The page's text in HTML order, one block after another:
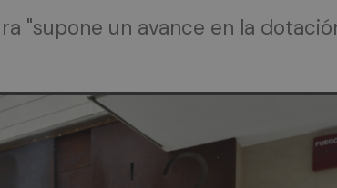
"supone un avance en la